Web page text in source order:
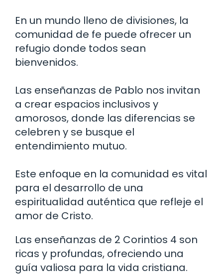
En un mundo lleno de divisiones, la
comunidad de fe puede ofrecer un
refugio donde todos sean
bienvenidos.
Las enseñanzas de Pablo nos invitan
a crear espacios inclusivos y
amorosos, donde las diferencias se
celebren y se busque el
entendimiento mutuo.
Este enfoque en la comunidad es vital
para el desarrollo de una
espiritualidad auténtica que refleje el
amor de Cristo.
Las enseñanzas de 2 Corintios 4 son
ricas y profundas, ofreciendo una
guía valiosa para la vida cristiana.